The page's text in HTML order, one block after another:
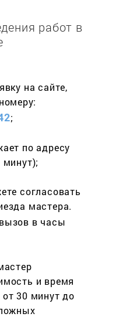
заказе на адрес
15%
лет
услуг
работ в
на сайте,
;
по адресу
минут);
согласовать
мастера.
в часы
и время
от 30 минут до